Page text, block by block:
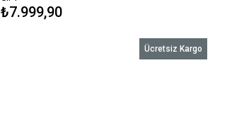
₺7.999,90
Ücretsiz Kargo